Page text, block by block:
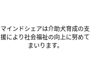
マインドシェアは介助犬育成の支
援により社会福祉の向上に努めて
まいります。